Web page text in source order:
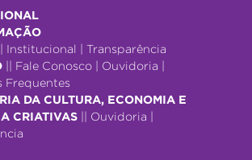
Institucional
Transparência
Fale Conosco Ouvidoria
Frequentes
DA CULTURA, ECONOMIA E
CRIATIVAS
Ouvidoria